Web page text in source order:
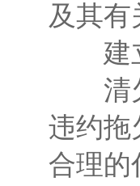
及其
建立
清欠
违约拖
合理的